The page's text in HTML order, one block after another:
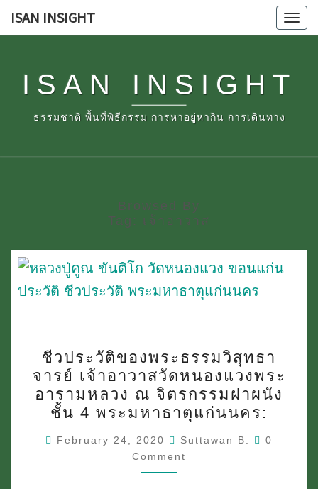
Skip
to
ISAN INSIGHT
ISAN INSIGHT
ธรรมชาติ พื้นที่พิธีกรรม การหาอยู่หากิน การเดินทาง
Browsed By
Tag: เจ้าอาวาส
ของ
พระ
ธรรม
วิ
สุทธ
ชีวประวัติของพระธรรมวิสุทธา
จารย์ เจ้าอาวาสวัดหนองแวงพระ
อารามหลวง ณ จิตรกรรมฝาผนัง
ชั้น 4 พระมหาธาตุแก่นนคร:
February 24, 2020 Suttawan B.
0
Comment